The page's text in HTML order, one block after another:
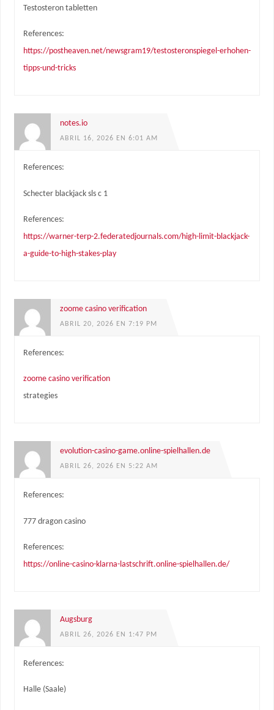
Testosteron tabletten
References:
https://postheaven.net/newsgram19/testosteronspiegel-erhohen-
tipps-und-tricks
notes.io
ABRIL 16, 2026 EN 6:01 AM
References:
Schecter blackjack sls c 1
References:
https://warner-terp-2.federatedjournals.com/high-limit-blackjack-
a-guide-to-high-stakes-play
zoome casino verification
ABRIL 20, 2026 EN 7:19 PM
References:
zoome casino verification
strategies
evolution-casino-game.online-spielhallen.de
ABRIL 26, 2026 EN 5:22 AM
References:
777 dragon casino
References:
https://online-casino-klarna-lastschrift.online-spielhallen.de/
Augsburg
ABRIL 26, 2026 EN 1:47 PM
References:
Halle (Saale)